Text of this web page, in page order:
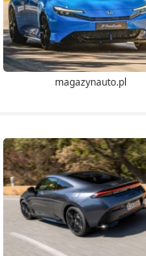
magazynauto.pl